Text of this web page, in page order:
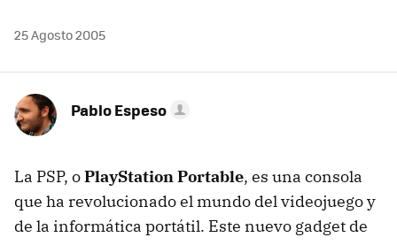
25 Agosto 2005
Pablo Espeso
La PSP, oPlayStation Portable, es una consola
que ha revolucionado el mundo del videojuego y
de la informática portátil. Este nuevo gadget de